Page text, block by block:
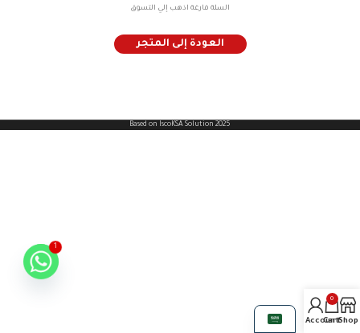
السلة فارغة اذهب إلي التسوق
العودة إلى المتجر
Based on IscoKSA Solution 2025
Shop
0
Cart
My Account
1